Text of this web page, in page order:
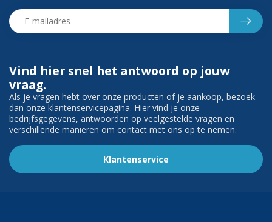
Vind hier snel het antwoord op jouw
vraag.
Als je vragen hebt over onze producten of je aankoop, bezoek
dan onze klantenservicepagina. Hier vind je onze
bedrijfsgegevens, antwoorden op veelgestelde vragen en
verschillende manieren om contact met ons op te nemen.
Klantenservice